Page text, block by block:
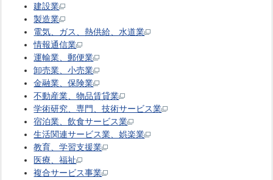
建設業
製造業
電気、ガス、熱供給、水道業
情報通信業
運輸業、郵便業
卸売業、小売業
金融業、保険業
不動産業、物品賃貸業
学術研究、専門、技術サービス業
宿泊業、飲食サービス業
生活関連サービス業、娯楽業
教育、学習支援業
医療、福祉
複合サービス事業